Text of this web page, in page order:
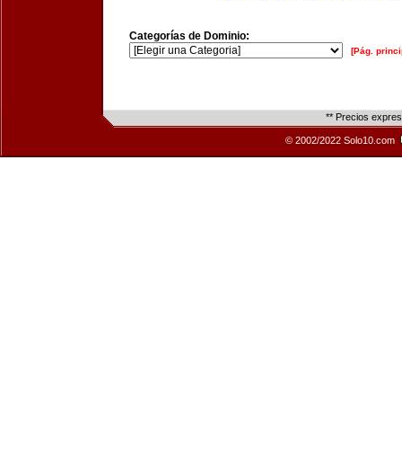
Categorías de Dominio:
[Pág.
** Precios
© 2002/2022 Solo10.com